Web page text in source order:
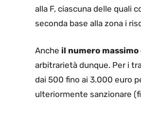
alla F, ciascuna delle quali
seconda base alla zona i
Anche il numero
arbitrarietà dunque. Per i
dai 500 fino ai 3.000 euro
ulteriormente sanzionare